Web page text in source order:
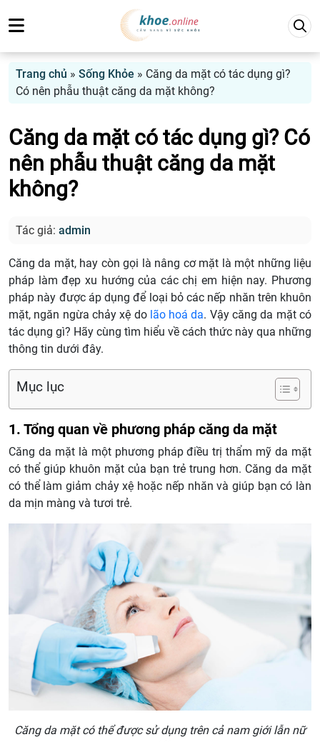
Trang chủ » Sống Khỏe » Căng da mặt có tác dụng gì?
Có nên phẫu thuật căng da mặt không?
Căng da mặt có tác dụng gì? Có
nên phẫu thuật căng da mặt
không?
Tác giả: admin
Căng da mặt, hay còn gọi là nâng cơ mặt là một những liệu
pháp làm đẹp xu hướng của các chị em hiện nay. Phương
pháp này được áp dụng để loại bỏ các nếp nhăn trên khuôn
mặt, ngăn ngừa chảy xệ do lão hoá da. Vậy căng da mặt có
tác dụng gì? Hãy cùng tìm hiểu về cách thức này qua những
thông tin dưới đây.
Mục lục
1. Tổng quan về phương pháp căng da mặt
Căng da mặt là một phương pháp điều trị thẩm mỹ da mặt
có thể giúp khuôn mặt của bạn trẻ trung hơn. Căng da mặt
có thể làm giảm chảy xệ hoặc nếp nhăn và giúp bạn có làn
da mịn màng và tươi trẻ.
Căng da mặt có thể được sử dụng trên cả nam giới lẫn nữ